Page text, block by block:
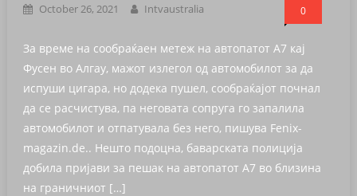
October 26, 2021 Intvaustralia 0
За време на сообраќаен метеж на автопатот А7 кај
Фусен во Алгау, мажот излегол од автомобилот за да
испуши цигара, но додека пушел, сообраќајот почнал
да се расчистува, па неговата сопруга го запалила
автомобилот и отпатувала без него, пишува Fenix-
magazin.de.. Нешто подоцна, баварската полиција
добила пријави за пешак на автопатот А7 во близина
на граничниот […]